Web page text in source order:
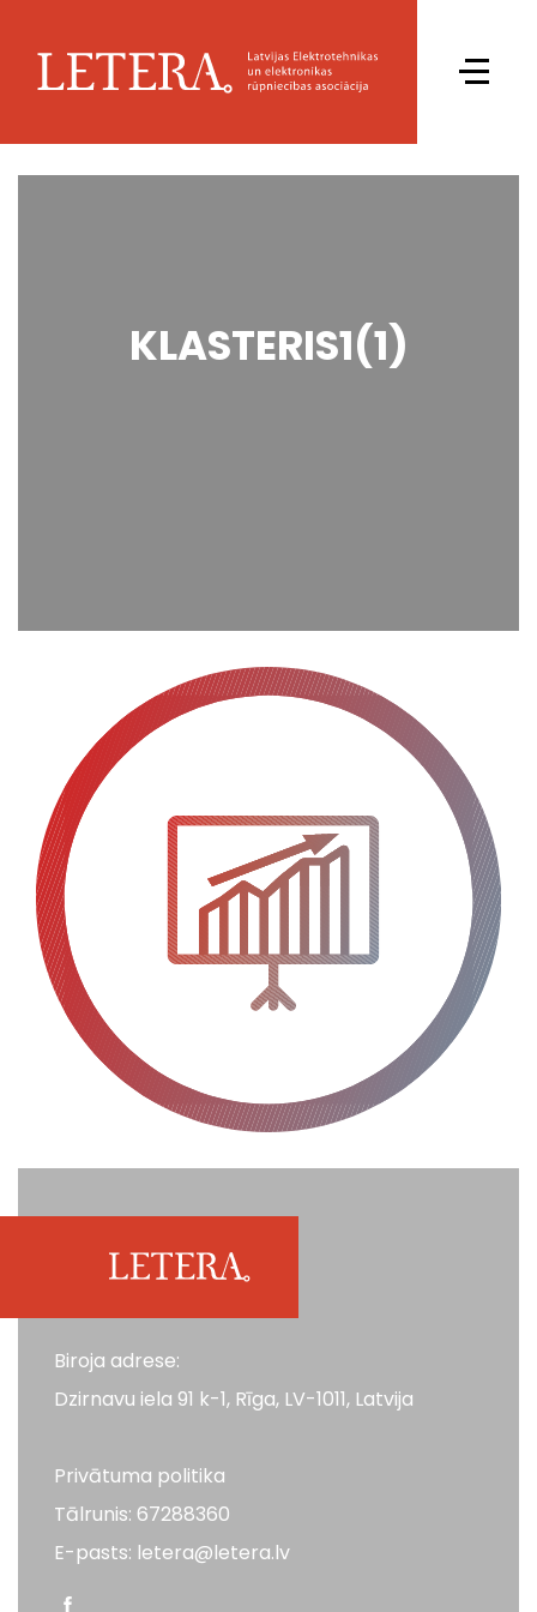
KLASTERIS1(1)
Biroja adrese:
Dzirnavu iela 91 k-1, Rīga, LV-1011, Latvija
Privātuma politika
Tālrunis: 67288360
E-pasts: letera@letera.lv